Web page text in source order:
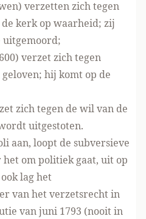
verzetten zich tegen
kerk op waarheid; zij
verzet zich tegen
hij komt op de
zich tegen de wil van de
uitgestoten.
aan, loopt de subversieve
om politiek gaat, uit op
lag het
van het verzetsrecht in
van juni 1793 (nooit in